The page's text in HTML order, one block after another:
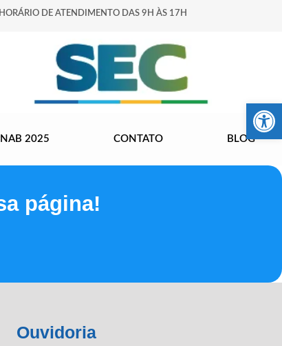
HORÁRIO DE ATENDIMENTO DAS 9H ÀS 17H
2025 CONTATO BLOG
página!
Ouvidoria
Barra de